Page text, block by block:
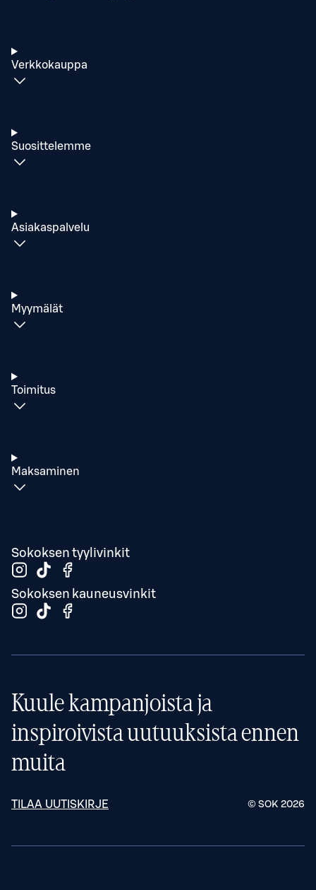
Verkkokauppa
Suosittelemme
Asiakaspalvelu
Myymälät
Toimitus
Maksaminen
Sokoksen tyylivinkit
Sokoksen kauneusvinkit
Kuule kampanjoista ja
inspiroivista uutuuksista ennen
muita
TILAA UUTISKIRJE © SOK 2026